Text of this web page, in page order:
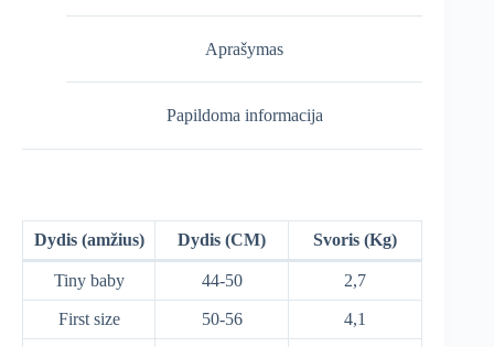
Aprašymas
Papildoma informacija
Dydis (amžius) Dydis (CM) Svoris (Kg)
Tiny baby 44-50 2,7
First size 50-56 4,1